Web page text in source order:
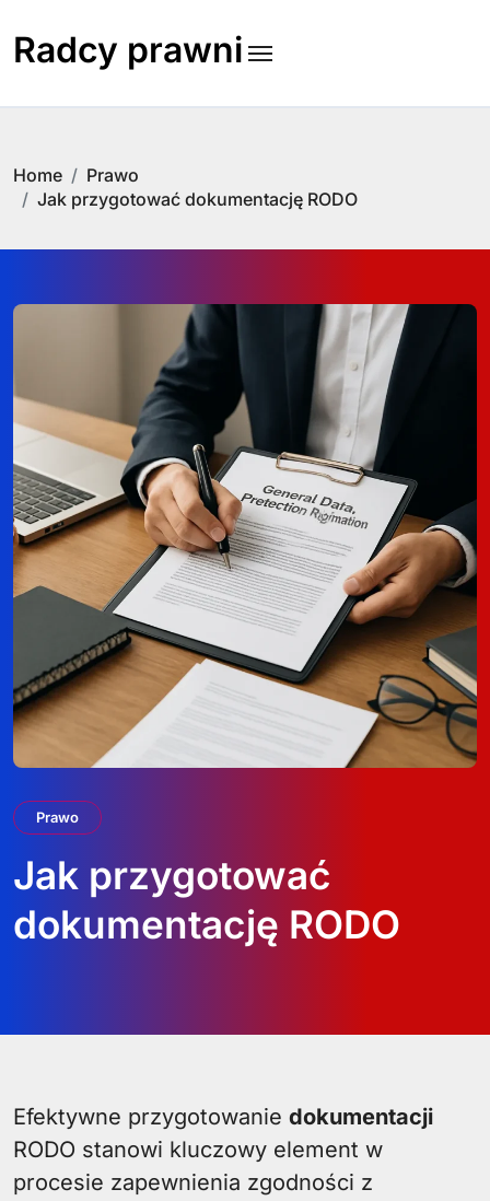
content
Radcy prawni
Home
Prawo
Jak przygotować dokumentację RODO
Prawo
Jak przygotować
dokumentację RODO
Efektywne przygotowanie dokumentacji
RODO stanowi kluczowy element w
procesie zapewnienia zgodności z